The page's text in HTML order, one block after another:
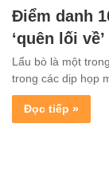
Điểm danh
‘quên lối về’
Lẩu bò là một
trong các dịp họp
Đọc tiếp »